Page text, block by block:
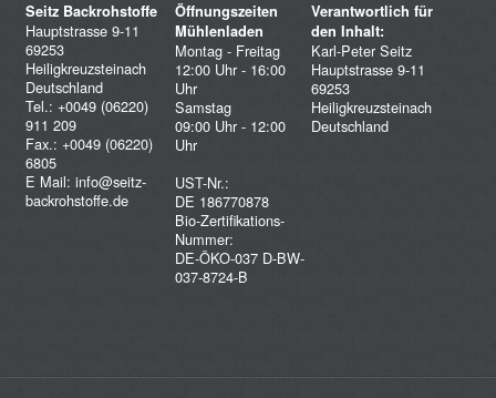
Seitz Backrohstoffe
Hauptstrasse 9-11
69253
Heiligkreuzsteinach
Deutschland
Tel.: +0049 (06220)
911 209
Fax.: +0049 (06220)
6805
E Mail: info@seitz-
backrohstoffe.de
Öffnungszeiten
Mühlenladen
Montag - Freitag
12:00 Uhr - 16:00
Uhr
Samstag
09:00 Uhr - 12:00
Uhr
UST-Nr.:
DE 186770878
Bio-Zertifikations-
Nummer:
DE-ÖKO-037 D-BW-
037-8724-B
Verantwortlich für
den Inhalt:
Karl-Peter Seitz
Hauptstrasse 9-11
69253
Heiligkreuzsteinach
Deutschland